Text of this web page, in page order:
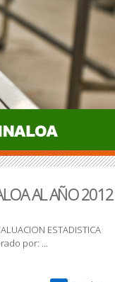
AL AÑO 2012
ESTADISTICA
por: ...